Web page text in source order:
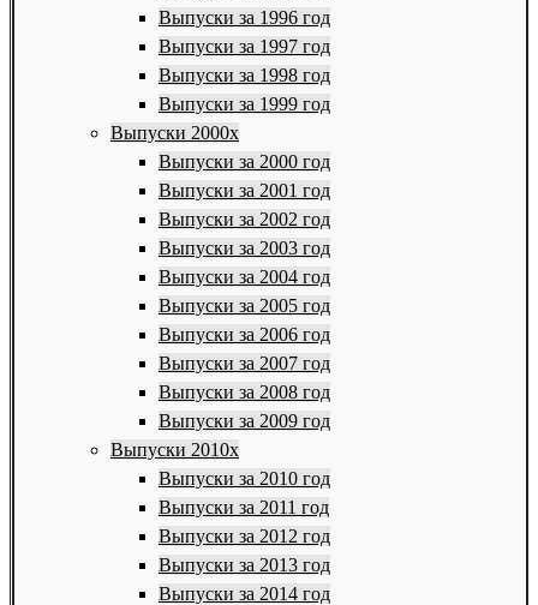
Выпуски за 1996 год
Выпуски за 1997 год
Выпуски за 1998 год
Выпуски за 1999 год
Выпуски 2000х
Выпуски за 2000 год
Выпуски за 2001 год
Выпуски за 2002 год
Выпуски за 2003 год
Выпуски за 2004 год
Выпуски за 2005 год
Выпуски за 2006 год
Выпуски за 2007 год
Выпуски за 2008 год
Выпуски за 2009 год
Выпуски 2010х
Выпуски за 2010 год
Выпуски за 2011 год
Выпуски за 2012 год
Выпуски за 2013 год
Выпуски за 2014 год